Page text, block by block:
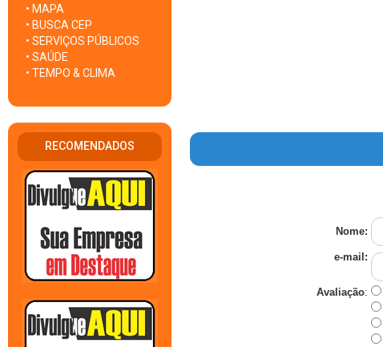
• MAPA
• BUSCA CEP
• SERVIÇOS PÚBLICOS
• SAÚDE
• TEMPO & CLIMA
RECOMENDADOS
Nome:
e-mail:
Avaliação: